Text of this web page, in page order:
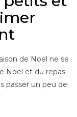
de Noël ne se
Noël et du repas
passer un peu de